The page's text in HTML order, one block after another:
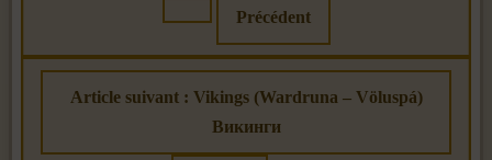
Précédent
Article suivant : Vikings (Wardruna – Völuspá)
Викинги